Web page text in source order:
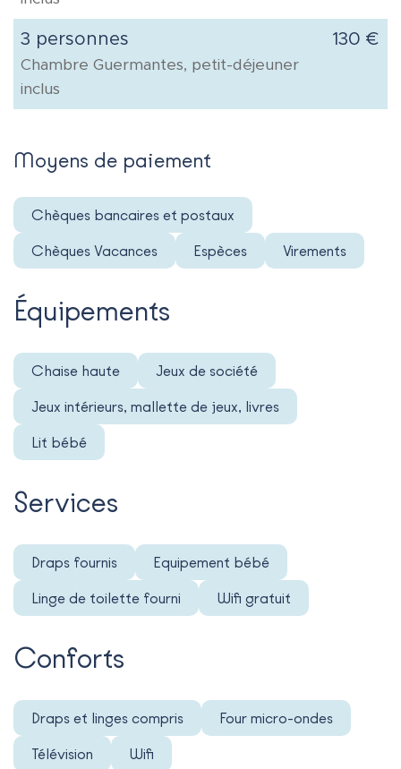
3 personnes
Chambre Guermantes, petit-déjeuner
inclus
130 €
Moyens de paiement
Chèques bancaires et postaux
Chèques Vacances
Espèces Virements
Équipements
Chaise haute
Jeux de société
Jeux intérieurs, mallette de jeux, livres
Lit bébé
Services
Draps fournis
Equipement bébé
Linge de toilette fourni
Wifi gratuit
Conforts
Draps et linges compris
Four micro-ondes
Télévision
Wifi